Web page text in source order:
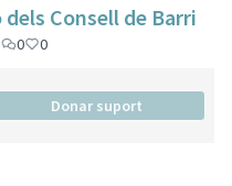
Consell de Barri
0 0
Donar suport